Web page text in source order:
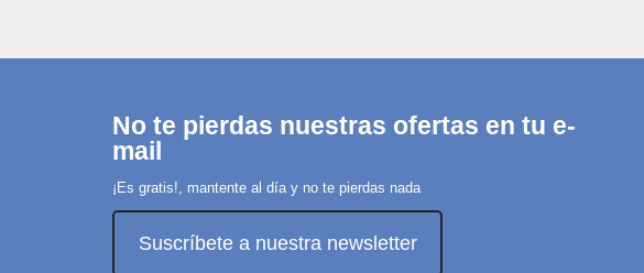
No te pierdas nuestras ofertas en tu e-
mail
¡Es gratis!, mantente al día y no te pierdas nada
Suscríbete a nuestra newsletter